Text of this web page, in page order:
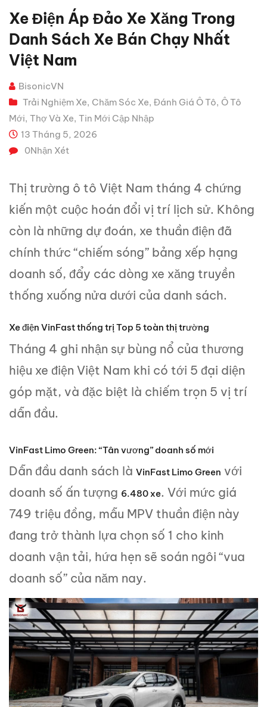
Xe Điện Áp Đảo Xe Xăng Trong
Danh Sách Xe Bán Chạy Nhất
Việt Nam
BisonicVN
Trải Nghiệm Xe, Chăm Sóc Xe, Đánh Giá Ô Tô, Ô Tô
Mới, Thợ Và Xe, Tin Mới Cập Nhập
13 Tháng 5, 2026
0Nhận Xét
Thị trường ô tô Việt Nam tháng 4 chứng
kiến một cuộc hoán đổi vị trí lịch sử. Không
còn là những dự đoán, xe thuần điện đã
chính thức “chiếm sóng” bảng xếp hạng
doanh số, đẩy các dòng xe xăng truyền
thống xuống nửa dưới của danh sách.
Xe điện VinFast thống trị Top 5 toàn thị trường
Tháng 4 ghi nhận sự bùng nổ của thương
hiệu xe điện Việt Nam khi có tới 5 đại diện
góp mặt, và đặc biệt là chiếm trọn 5 vị trí
dẫn đầu.
VinFast Limo Green: “Tân vương” doanh số mới
Dẫn đầu danh sách là VinFast Limo Green với
doanh số ấn tượng 6.480 xe. Với mức giá
749 triệu đồng, mẫu MPV thuần điện này
đang trở thành lựa chọn số 1 cho kinh
doanh vận tải, hứa hẹn sẽ soán ngôi “vua
doanh số” của năm nay.